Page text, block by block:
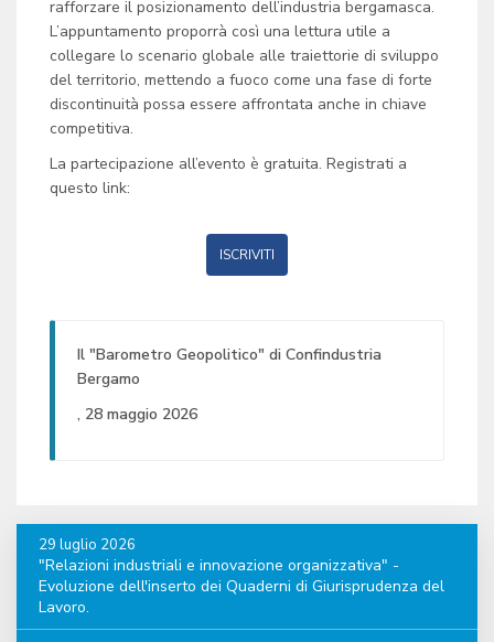
rafforzare il posizionamento dell’industria bergamasca.
L’appuntamento proporrà così una lettura utile a
collegare lo scenario globale alle traiettorie di sviluppo
del territorio, mettendo a fuoco come una fase di forte
discontinuità possa essere affrontata anche in chiave
competitiva.
La partecipazione all’evento è gratuita. Registrati a
questo link:
ISCRIVITI
Il "Barometro Geopolitico" di Confindustria
Bergamo
, 28 maggio 2026
29 luglio 2026
"Relazioni industriali e innovazione organizzativa" -
Evoluzione dell'inserto dei Quaderni di Giurisprudenza del
Lavoro.